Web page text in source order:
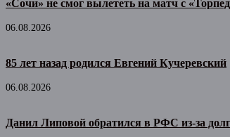
«Сочи» не смог вылететь на матч с
06.08.2026
85 лет назад родился Евгений Кучеревский
06.08.2026
Данил Липовой обратился в РФС из-за